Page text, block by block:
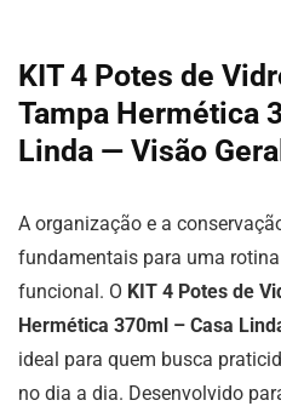
KIT 4 Potes de
Tampa Hermética
Linda — Visão Geral
A organização e a
fundamentais para uma
funcional. O KIT 4 Potes de
Hermética 370ml – Casa
ideal para quem busca
no dia a dia. Desenvolvido